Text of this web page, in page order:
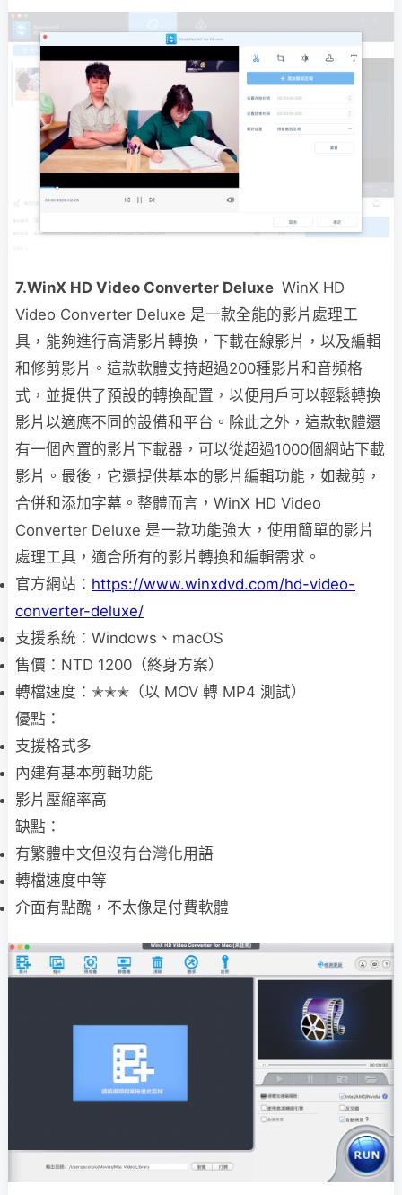
7.WinX HD Video Converter Deluxe WinX HD
Video Converter Deluxe 是一款全能的影片處理工
具，能夠進行高清影片轉換，下載在線影片，以及編輯
和修剪影片。這款軟體支持超過200種影片和音頻格
式，並提供了預設的轉換配置，以便用戶可以輕鬆轉換
影片以適應不同的設備和平台。除此之外，這款軟體還
有一個內置的影片下載器，可以從超過1000個網站下載
影片。最後，它還提供基本的影片編輯功能，如裁剪，
合併和添加字幕。整體而言，WinX HD Video
Converter Deluxe 是一款功能強大，使用簡單的影片
處理工具，適合所有的影片轉換和編輯需求。
官方網站： https://www.winxdvd.com/hd-video-
converter-deluxe/
支援系統：Windows、macOS
售價：NTD 1200（終身方案）
轉檔速度：✭✭✭（以 MOV 轉 MP4 測試）
優點：
支援格式多
內建有基本剪輯功能
影片壓縮率高
缺點：
有繁體中文但沒有台灣化用語
轉檔速度中等
介面有點醜，不太像是付費軟體